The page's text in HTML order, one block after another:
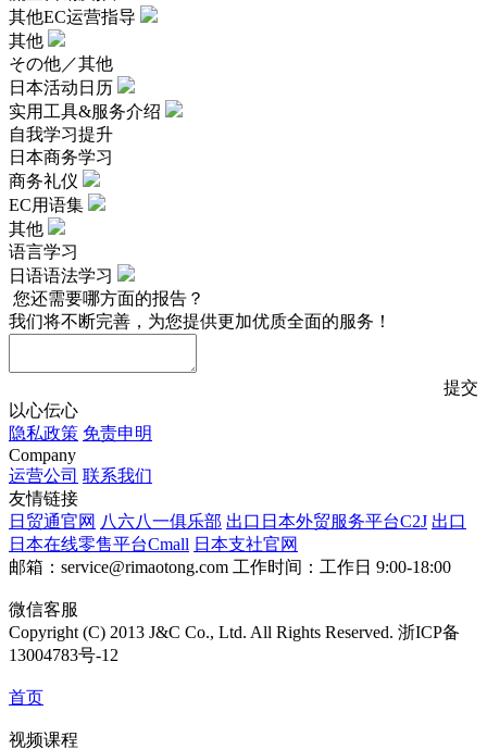
其他EC运营指导
其他
その他／其他
日本活动日历
实用工具&服务介绍
自我学习提升
日本商务学习
商务礼仪
EC用语集
其他
语言学习
日语语法学习
您还需要哪方面的报告？
我们将不断完善，为您提供更加优质全面的服务！
提交
以心伝心
隐私政策 免责申明
Company
运营公司 联系我们
友情链接
日贸通官网 八六八一俱乐部 出口日本外贸服务平台C2J 出口
日本在线零售平台Cmall 日本支社官网
邮箱：service@rimaotong.com 工作时间：工作日 9:00-18:00
微信客服
Copyright (C) 2013 J&C Co., Ltd. All Rights Reserved. 浙ICP备
13004783号-12
首页
视频课程